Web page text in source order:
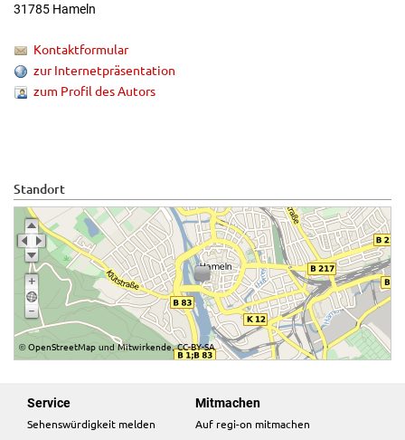
31785 Hameln
Kontaktformular
zur Internetpräsentation
zum Profil des Autors
Standort
©OpenStreetMap und Mitwirkende,CC-BY-SA
Service
Sehenswürdigkeit melden
Mitmachen
Auf regi-on mitmachen